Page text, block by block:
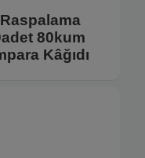
80kum
Kâğıdı